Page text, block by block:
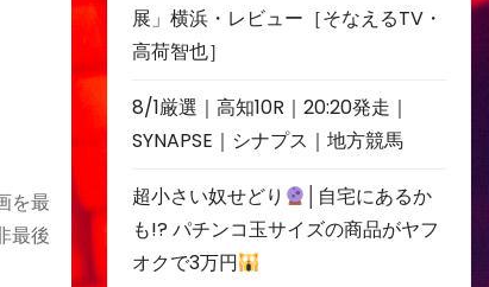
を最
最後
展」横浜・レビュー［そなえるTV・
高荷智也］
8/1厳選｜高知10R｜20:20発走｜
SYNAPSE｜シナプス｜地方競馬
超小さい奴せどり
│自宅にあるか
も!? パチンコ玉サイズの商品がヤフ
オクで3万円